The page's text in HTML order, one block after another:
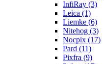
InfiRay (3)
Leica (1)
Liemke (6)
Nitehog (3)
Nocpix (17)
Pard (11)
Pixfra (9)